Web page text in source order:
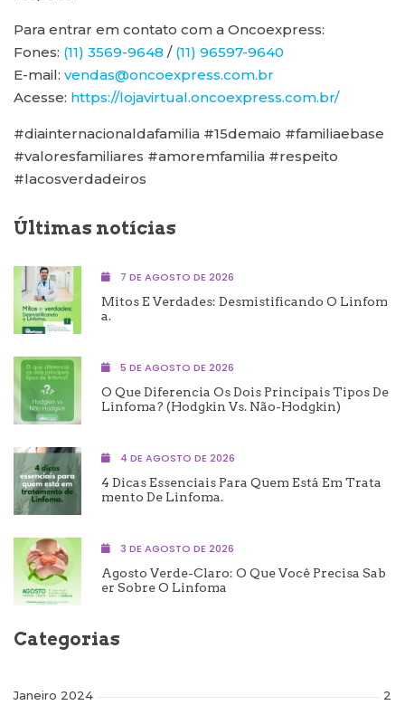
Para entrar em contato com a Oncoexpress:
Fones: (11) 3569-9648 / (11) 96597-9640
E-mail: vendas@oncoexpress.com.br
Acesse: https://lojavirtual.oncoexpress.com.br/
#diainternacionaldafamilia #15demaio #familiaebase
#valoresfamiliares #amoremfamilia #respeito
#lacosverdadeiros
Últimas notícias
7 DE AGOSTO DE 2026
Mitos E Verdades: Desmistificando O Linfom
A.
5 DE AGOSTO DE 2026
O Que Diferencia Os Dois Principais Tipos De
Linfoma? (Hodgkin Vs. Não-Hodgkin)
4 DE AGOSTO DE 2026
4 Dicas Essenciais Para Quem Está Em Trata
Mento De Linfoma.
3 DE AGOSTO DE 2026
Agosto Verde-Claro: O Que Você Precisa Sab
Er Sobre O Linfoma
Categorias
Janeiro 2024 2